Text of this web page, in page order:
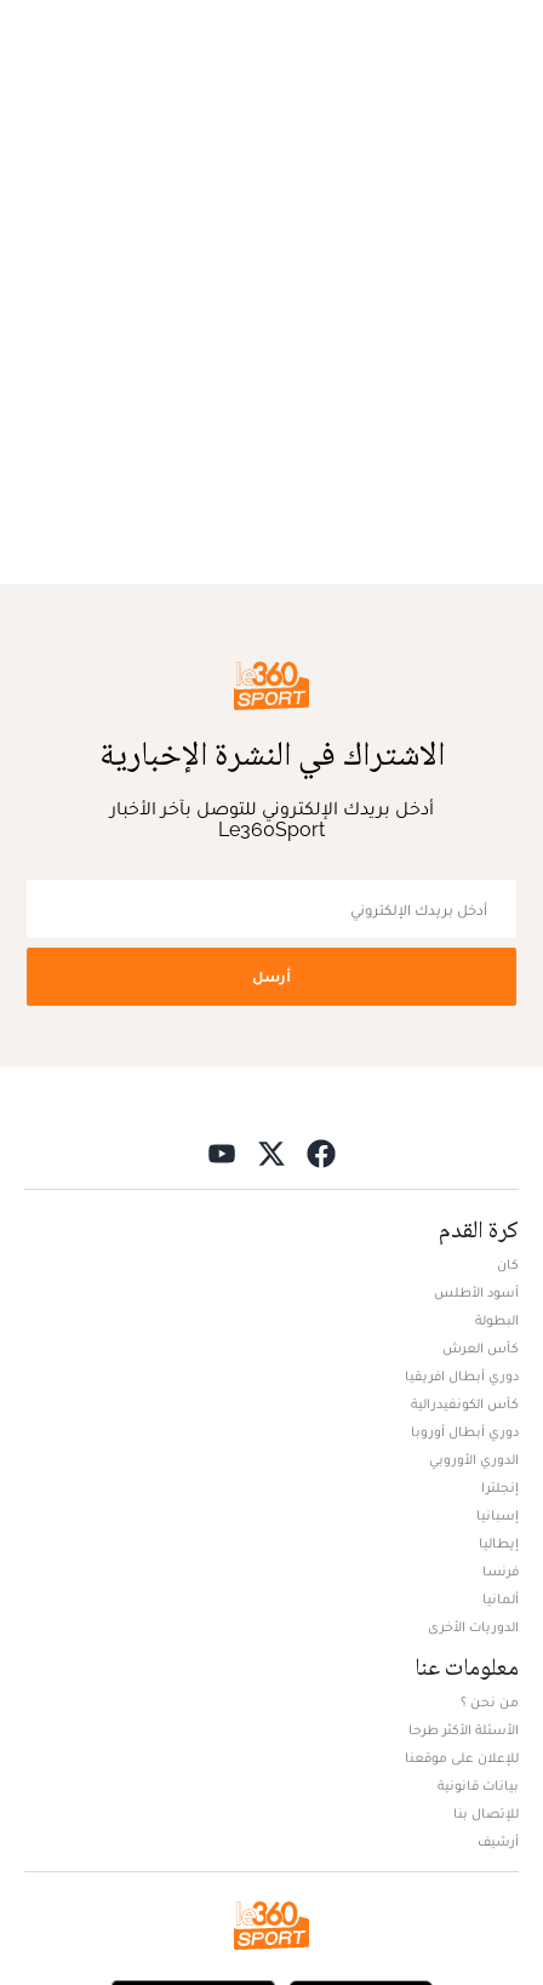
الاشتراك في النشرة الإخبارية
أدخل بريدك الإلكتروني للتوصل بآخر الأخبار
Le360Sport
أرسل
كرة القدم
كان
أسود الأطلس
البطولة
كأس العرش
دوري أبطال افريقيا
كأس الكونفيدرالية
دوري أبطال أوروبا
الدوري الأوروبي
إنجلترا
إسبانيا
إيطاليا
فرنسا
ألمانيا
الدوريات الأخرى
معلومات عنا
من نحن ؟
الأسئلة الأكثر طرحا
للإعلان على موقعنا
بيانات قانونية
للإتصال بنا
أرشيف